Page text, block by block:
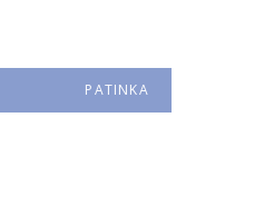
PATINKA